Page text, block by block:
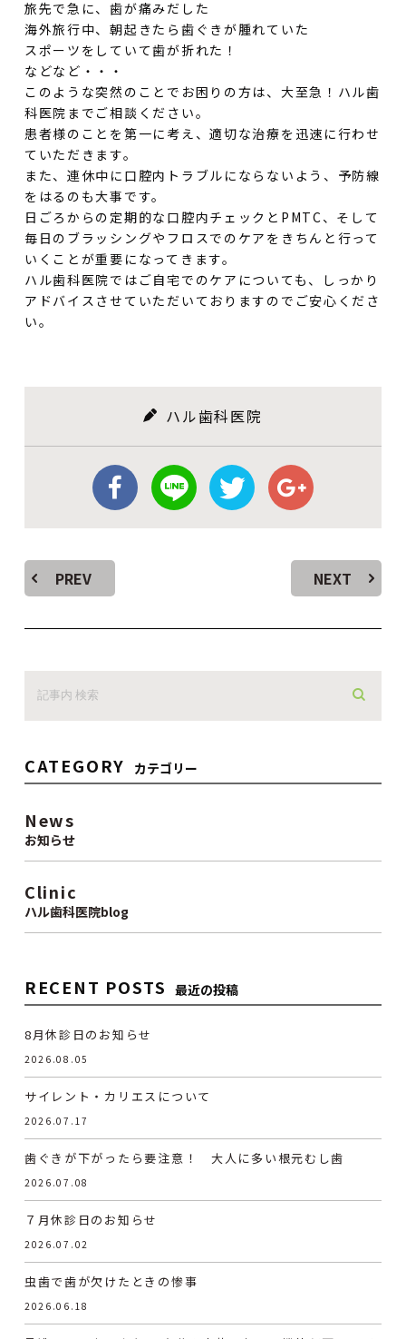
旅先で急に、歯が痛みだした
海外旅行中、朝起きたら歯ぐきが腫れていた
スポーツをしていて歯が折れた！
などなど・・・
このような突然のことでお困りの方は、大至急！ハル歯
科医院までご相談ください。
患者様のことを第一に考え、適切な治療を迅速に行わせ
ていただきます。
また、連休中に口腔内トラブルにならないよう、予防線
をはるのも大事です。
日ごろからの定期的な口腔内チェックとPMTC、そして
毎日のブラッシングやフロスでのケアをきちんと行って
いくことが重要になってきます。
ハル歯科医院ではご自宅でのケアについても、しっかり
アドバイスさせていただいておりますのでご安心くださ
い。
ハル歯科医院
PREV NEXT
CATEGORY カテゴリー
News
お知らせ
Clinic
ハル歯科医院blog
RECENT POSTS 最近の投稿
8月休診日のお知らせ
2026.08.05
サイレント・カリエスについて
2026.07.17
歯ぐきが下がったら要注意！ 大人に多い根元むし歯
2026.07.08
７月休診日のお知らせ
2026.07.02
虫歯で歯が欠けたときの惨事
2026.06.18